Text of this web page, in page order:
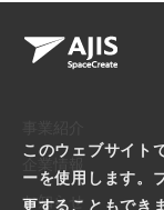
お知らせ
このウェブサイト
ーを使用します。
更することもでき